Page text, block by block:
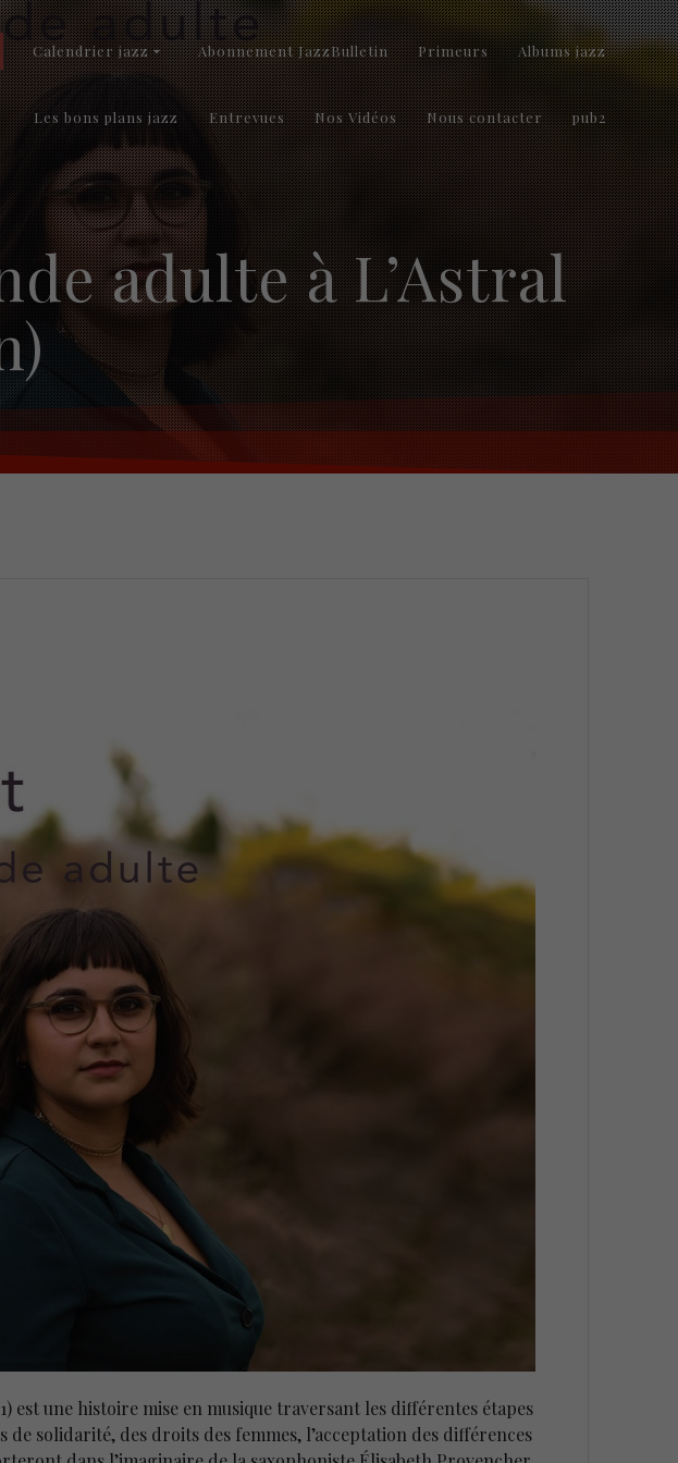
Calendrier jazz Abonnement JazzBulletin Primeurs Albums jazz
Les bons plans jazz Entrevues Nos Vidéos Nous contacter pub2
adulte à L’Astral
est une histoire mise en musique traversant les différentes étapes
solidarité, des droits des femmes, l’acceptation des différences